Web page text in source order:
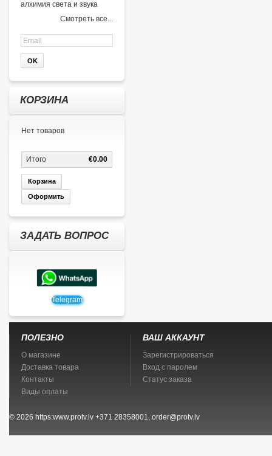
алхимия света и звука
Смотреть все...
КОРЗИНА
Нет товаров
€0.00
Итого
Корзина
Оформить
ЗАДАТЬ ВОПРОС
Telegram
ПОЛЕЗНО
О магазине
Доставка товара
Контакты
Виды оплаты
ВАШ АККАУНТ
Зарегистрироваться
Вход с паролем
Статус заказа
© 2026 https:www.protv.lv +371 28358001, order@protv.lv